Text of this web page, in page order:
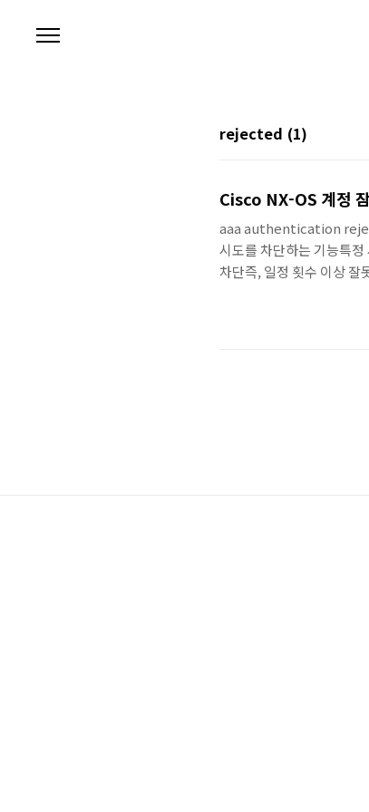
rejected (1)
Cisco NX-OS 계정
aaa authentication
시도를 차단하는 기능특
차단즉, 일정 횟수 이상 잘